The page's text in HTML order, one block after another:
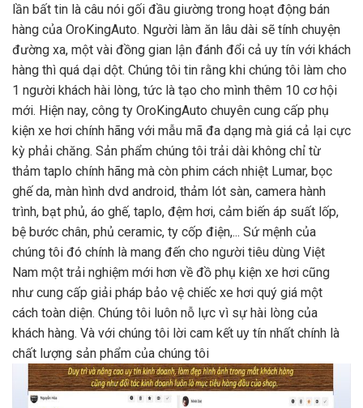
lần bất tin là câu nói gối đầu giường trong hoạt động bán
hàng của OroKingAuto. Người làm ăn lâu dài sẽ tính chuyện
đường xa, một vài đồng gian lận đánh đổi cả uy tín với khách
hàng thì quá dại dột. Chúng tôi tin rằng khi chúng tôi làm cho
1 người khách hài lòng, tức là tạo cho mình thêm 10 cơ hội
mới. Hiện nay, công ty OroKingAuto chuyên cung cấp phụ
kiện xe hơi chính hãng với mẫu mã đa dạng mà giá cả lại cực
kỳ phải chăng. Sản phẩm chúng tôi trải dài không chỉ từ
thảm taplo chính hãng mà còn phim cách nhiệt Lumar, bọc
ghế da, màn hình dvd android, thảm lót sàn, camera hành
trình, bạt phủ, áo ghế, taplo, đệm hơi, cảm biến áp suất lốp,
bệ bước chân, phủ ceramic, ty cốp điện,... Sứ mệnh của
chúng tôi đó chính là mang đến cho người tiêu dùng Việt
Nam một trải nghiệm mới hơn về đồ phụ kiện xe hơi cũng
như cung cấp giải pháp bảo vệ chiếc xe hơi quý giá một
cách toàn diện. Chúng tôi luôn nỗ lực vì sự hài lòng của
khách hàng. Và với chúng tôi lời cam kết uy tín nhất chính là
chất lượng sản phẩm của chúng tôi